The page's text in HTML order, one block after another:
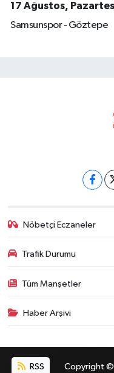
17 Ağustos,
Samsunspor - Göztepe
Nöbetçi Eczaneler
Trafik Durumu
Tüm Manşetler
Haber Arşivi
RSS Copyright ©